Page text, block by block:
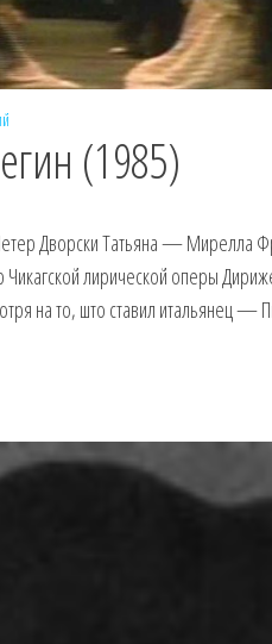
(1985)
Дворски Татьяна —
лирической оперы
на то, што ставил итальянец